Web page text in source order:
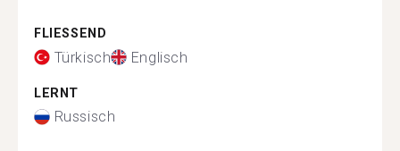
FLIESSEND
Türkisch Englisch
LERNT
Russisch